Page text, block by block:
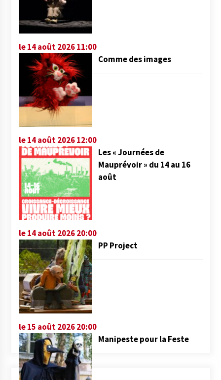
le 14 août 2026 11:00
Comme des images
le 14 août 2026 12:00
Les « Journées de
Mauprévoir » du 14 au 16
août
le 14 août 2026 20:00
PP Project
le 15 août 2026 20:00
Manipeste pour la Feste